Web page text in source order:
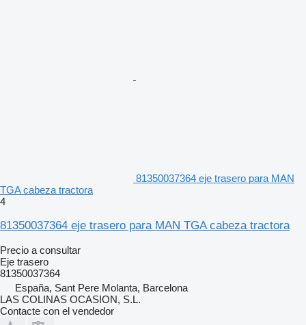
81350037364 eje trasero para MAN
TGA cabeza tractora
4
81350037364 eje trasero para MAN TGA cabeza tractora
Precio a consultar
Eje trasero
81350037364
España, Sant Pere Molanta, Barcelona
LAS COLINAS OCASION, S.L.
Contacte con el vendedor